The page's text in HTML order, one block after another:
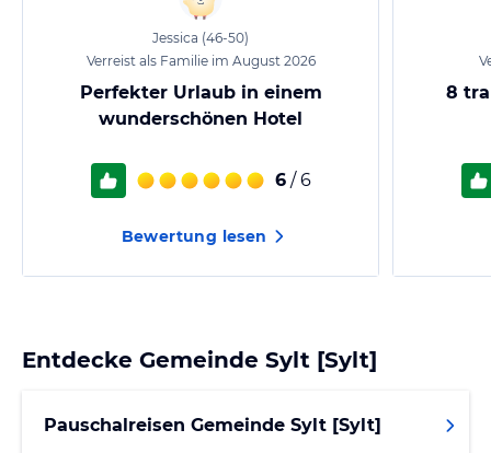
Jessica (46-50)
Verreist als Familie im August 2026
Perfekter Urlaub in einem
wunderschönen Hotel
6 / 6
Bewertung lesen
8
Entdecke Gemeinde Sylt [Sylt]
Pauschalreisen Gemeinde Sylt [Sylt]